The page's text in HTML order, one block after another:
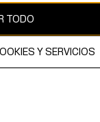
copyright y es
TODO
Y SERVICIOS